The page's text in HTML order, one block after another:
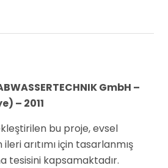
GmbH –
– 2011
bu proje, evsel
ileri arıtımı için tasarlanmış
tesisini kapsamaktadır.